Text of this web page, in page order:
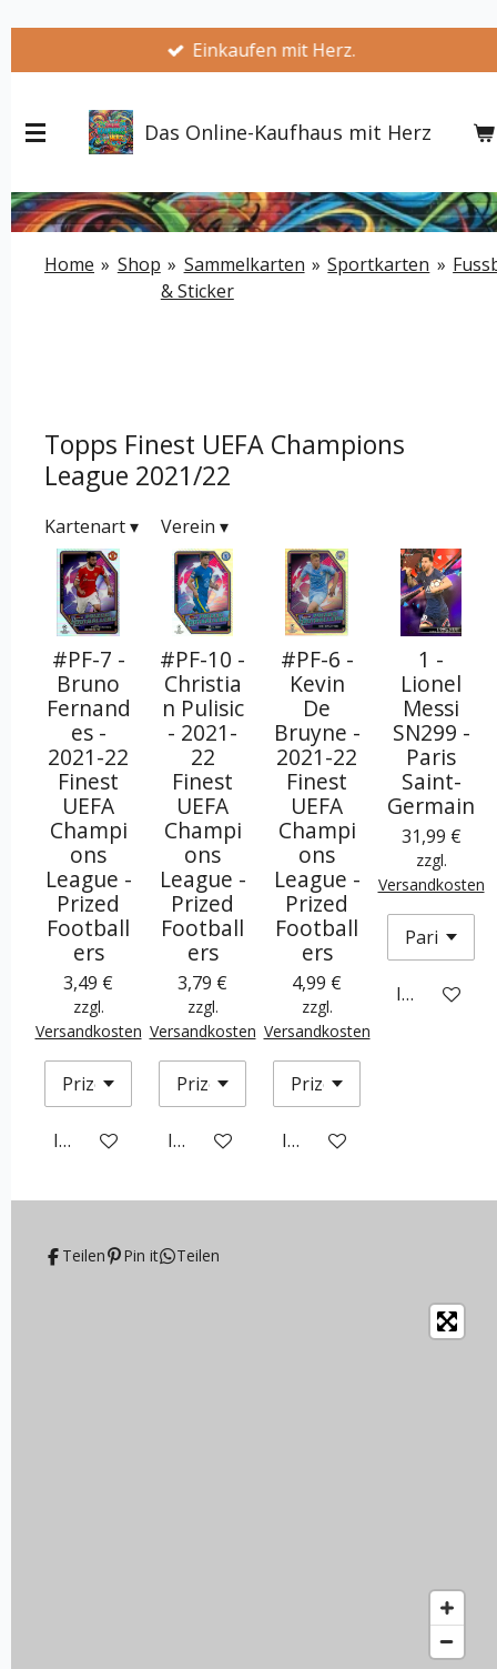
springen
Einkaufen mit Herz.
Das Online-Kaufhaus mit Herz
Home » Shop » Sammelkarten
& Sticker
» Sportkarten »
Topps Finest UEFA Champions
League 2021/22
Kartenart▾ Verein ▾
#PF-7 -
Bruno
Fernand
es -
2021-22
Finest
UEFA
Champi
ons
League -
Prized
Football
ers
3,49 €
zzgl.
Versandkosten
In den Warenkorb
#PF-10 -
Christia
n Pulisic
- 2021-
22
Finest
UEFA
Champi
ons
League -
Prized
Football
ers
3,79 €
zzgl.
Versandkosten
In den Warenkorb
#PF-6 -
Kevin
De
Bruyne -
2021-22
Finest
UEFA
Champi
ons
League -
Prized
Football
ers
4,99 €
zzgl.
Versandkosten
In den Warenkorb
1 -
Lionel
Messi
SN299 -
Paris
Saint-
Germain
31,99 €
zzgl.
Versandkosten
In den
Teilen Pin it Teilen